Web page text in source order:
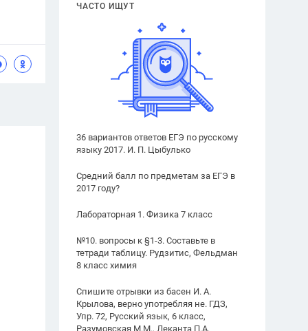
ЧАСТО ИЩУТ
36 вариантов ответов ЕГЭ по русскому
языку 2017. И. П. Цыбулько
Средний балл по предметам за ЕГЭ в
2017 году?
Лабораторная 1. Физика 7 класс
№10. вопросы к §1-3. Составьте в
тетради таблицу. Рудзитис, Фельдман
8 класс химия
Спишите отрывки из басен И. А.
Крылова, верно употребляя не. ГДЗ,
Упр. 72, Русский язык, 6 класс,
Разумовская М.М., Леканта П.А.